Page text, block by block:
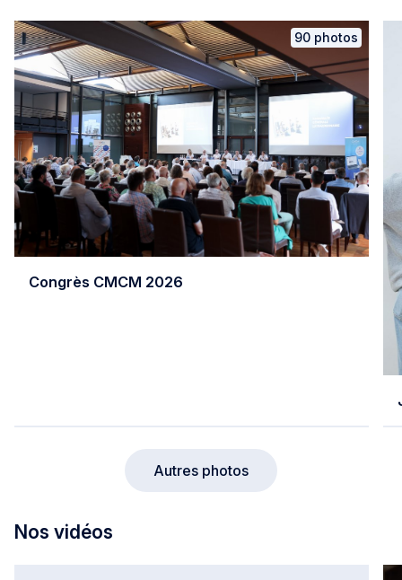
90 photos
Congrès CMCM 2026
Autres photos
Nos vidéos